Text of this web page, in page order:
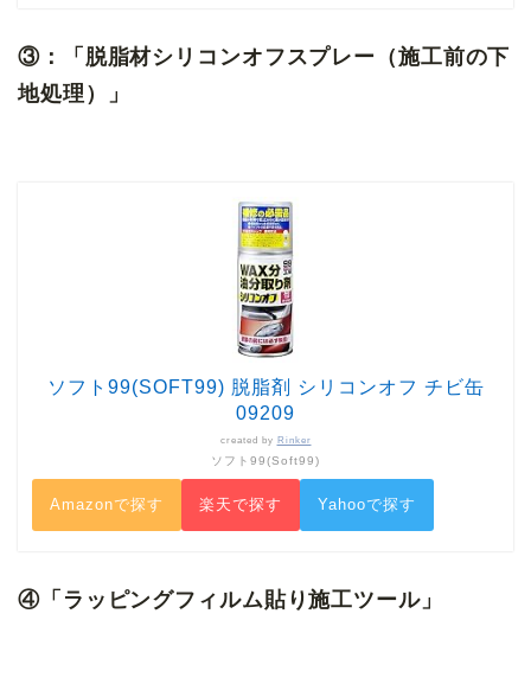
③：「脱脂材シリコンオフスプレー（施工前の下
地処理）」
ソフト99(SOFT99) 脱脂剤 シリコンオフ チビ缶
09209
created by Rinker
ソフト99(Soft99)
Amazonで探す 楽天で探す Yahooで探す
④「ラッピングフィルム貼り施工ツール」